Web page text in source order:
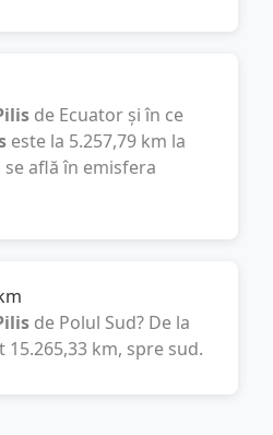
de Ecuator și în ce
este la 5.257,79 km la
află în emisfera
de Polul Sud? De la
15.265,33 km, spre sud.